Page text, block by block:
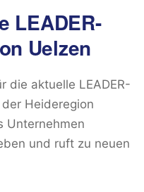
LEADER-
Uelzen
die aktuelle LEADER-
Heideregion
Unternehmen
und ruft zu neuen